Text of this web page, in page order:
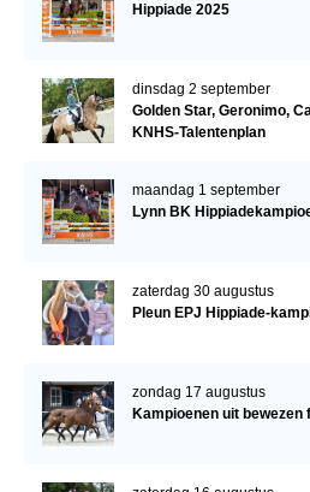
Hippiade 2025
dinsdag 2 september
Golden Star, Geronimo,
KNHS-Talentenplan
maandag 1 september
Lynn BK
zaterdag 30 augustus
Pleun EPJ Hippiade-
zondag 17 augustus
Kampioenen uit bewezen